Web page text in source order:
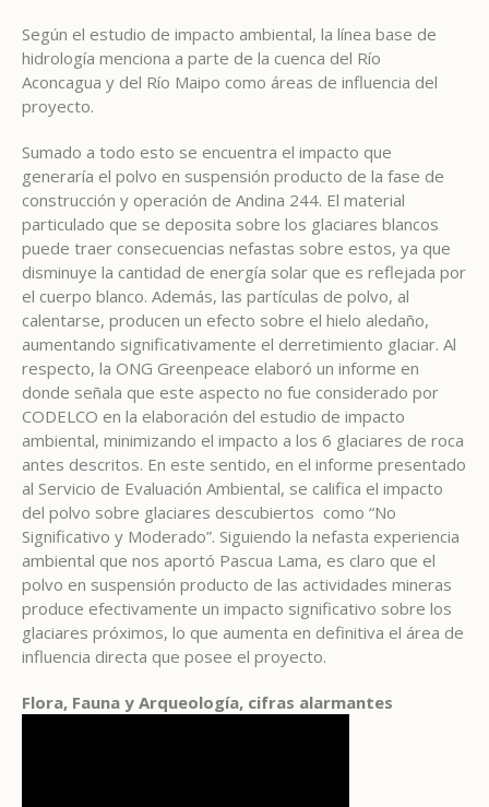
Según el estudio de impacto ambiental, la línea base de
hidrología menciona a parte de la cuenca del Río
Aconcagua y del Río Maipo como áreas de influencia del
proyecto.
Sumado a todo esto se encuentra el impacto que
generaría el polvo en suspensión producto de la fase de
construcción y operación de Andina 244. El material
particulado que se deposita sobre los glaciares blancos
puede traer consecuencias nefastas sobre estos, ya que
disminuye la cantidad de energía solar que es reflejada por
el cuerpo blanco. Además, las partículas de polvo, al
calentarse, producen un efecto sobre el hielo aledaño,
aumentando significativamente el derretimiento glaciar. Al
respecto, la ONG Greenpeace elaboró un informe en
donde señala que este aspecto no fue considerado por
CODELCO en la elaboración del estudio de impacto
ambiental, minimizando el impacto a los 6 glaciares de roca
antes descritos. En este sentido, en el informe presentado
al Servicio de Evaluación Ambiental, se califica el impacto
del polvo sobre glaciares descubiertos como “No
Significativo y Moderado”. Siguiendo la nefasta experiencia
ambiental que nos aportó Pascua Lama, es claro que el
polvo en suspensión producto de las actividades mineras
produce efectivamente un impacto significativo sobre los
glaciares próximos, lo que aumenta en definitiva el área de
influencia directa que posee el proyecto.
Flora, Fauna y Arqueología, cifras alarmantes